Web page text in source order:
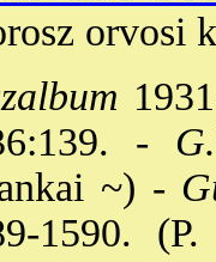
orvosi
-
~) -
1590.